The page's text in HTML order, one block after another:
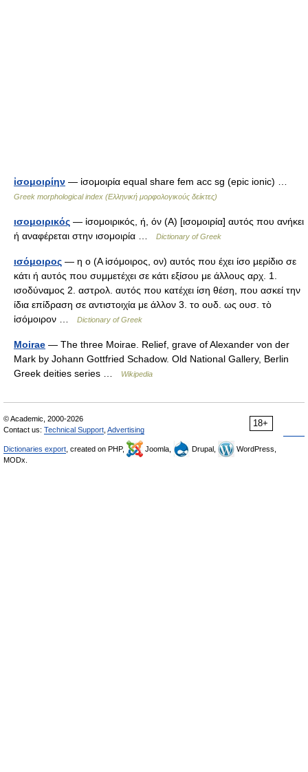
ἰσομοιρίην — ἰσομοιρία equal share fem acc sg (epic ionic) …
Greek morphological index (Ελληνική μορφολογικούς δείκτες)
ισομοιρικός — ἰσομοιρικός, ή, όν (Α) [ισομοιρία] αυτός που ανήκει
ή αναφέρεται στην ισομοιρία …
Dictionary of Greek
ισόμοιρος — η ο (Α ἰσόμοιρος, ον) αυτός που έχει ίσο μερίδιο σε
κάτι ή αυτός που συμμετέχει σε κάτι εξίσου με άλλους αρχ. 1.
ισοδύναμος 2. αστρολ. αυτός που κατέχει ίση θέση, που ασκεί την
ίδια επίδραση σε αντιστοιχία με άλλον 3. το ουδ. ως ουσ. τὸ
ἰσόμοιρον …
Dictionary of Greek
Moirae — The three Moirae. Relief, grave of Alexander von der
Mark by Johann Gottfried Schadow. Old National Gallery, Berlin
Greek deities series …
Wikipedia
18+
© Academic, 2000-2026
Contact us: Technical Support Advertising
Dictionaries export , created on PHP, Joomla, Drupal,
WordPress,
MODx.